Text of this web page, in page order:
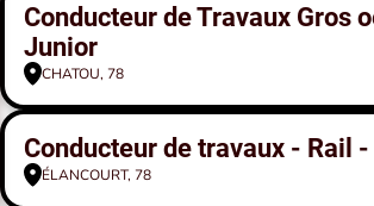
Conducteur de Travaux Gros
Junior
CHATOU, 78
Conducteur de travaux - Rail -
ÉLANCOURT, 78